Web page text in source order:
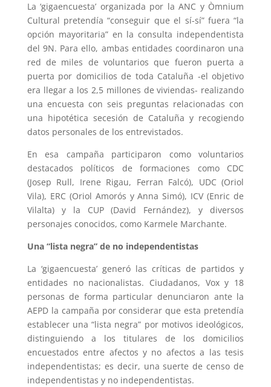
La ‘gigaencuesta’ organizada por la ANC y Òmnium
Cultural pretendía “conseguir que el sí-sí” fuera “la
opción mayoritaria” en la consulta independentista
del 9N. Para ello, ambas entidades coordinaron una
red de miles de voluntarios que fueron puerta a
puerta por domicilios de toda Cataluña -el objetivo
era llegar a los 2,5 millones de viviendas- realizando
una encuesta con seis preguntas relacionadas con
una hipotética secesión de Cataluña y recogiendo
datos personales de los entrevistados.
En esa campaña participaron como voluntarios
destacados políticos de formaciones como CDC
(Josep Rull, Irene Rigau, Ferran Falcó), UDC (Oriol
Vila), ERC (Oriol Amorós y Anna Simó), ICV (Enric de
Vilalta) y la CUP (David Fernández), y diversos
personajes conocidos, como Karmele Marchante.
Una “lista negra” de no independentistas
La ‘gigaencuesta’ generó las críticas de partidos y
entidades no nacionalistas. Ciudadanos, Vox y 18
personas de forma particular denunciaron ante la
AEPD la campaña por considerar que esta pretendía
establecer una “lista negra” por motivos ideológicos,
distinguiendo a los titulares de los domicilios
encuestados entre afectos y no afectos a las tesis
independentistas; es decir, una suerte de censo de
independentistas y no independentistas.